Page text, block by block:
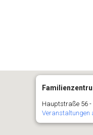
Hauptstraße 56 -
Veranstaltungen